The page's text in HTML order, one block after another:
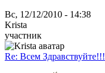
Вс, 12/12/2010 - 14:38
Krista
участник
Re: Всем Здравствуйте!!!